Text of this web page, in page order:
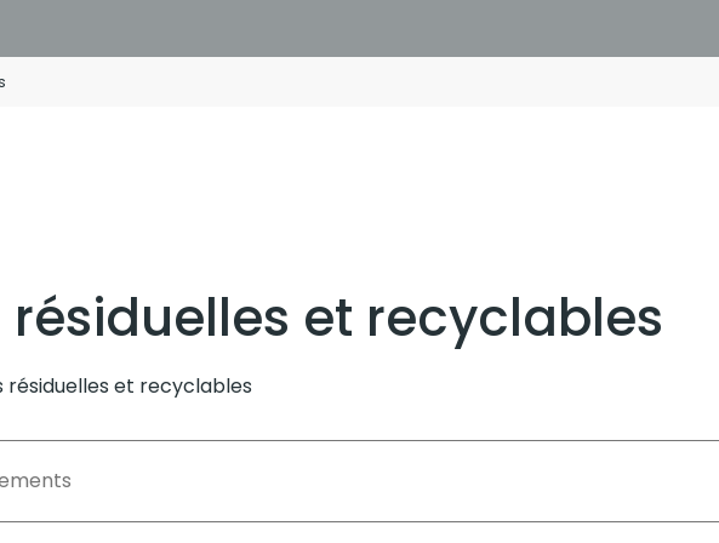
résiduelles et recyclables
résiduelles et recyclables